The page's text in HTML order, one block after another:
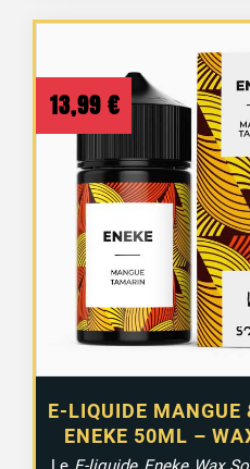
E-LIQUIDE
ENEKE 50ML –
13,99 €